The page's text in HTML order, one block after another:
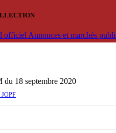
officiel Annonces et marchés
du 18 septembre 2020
JOPF